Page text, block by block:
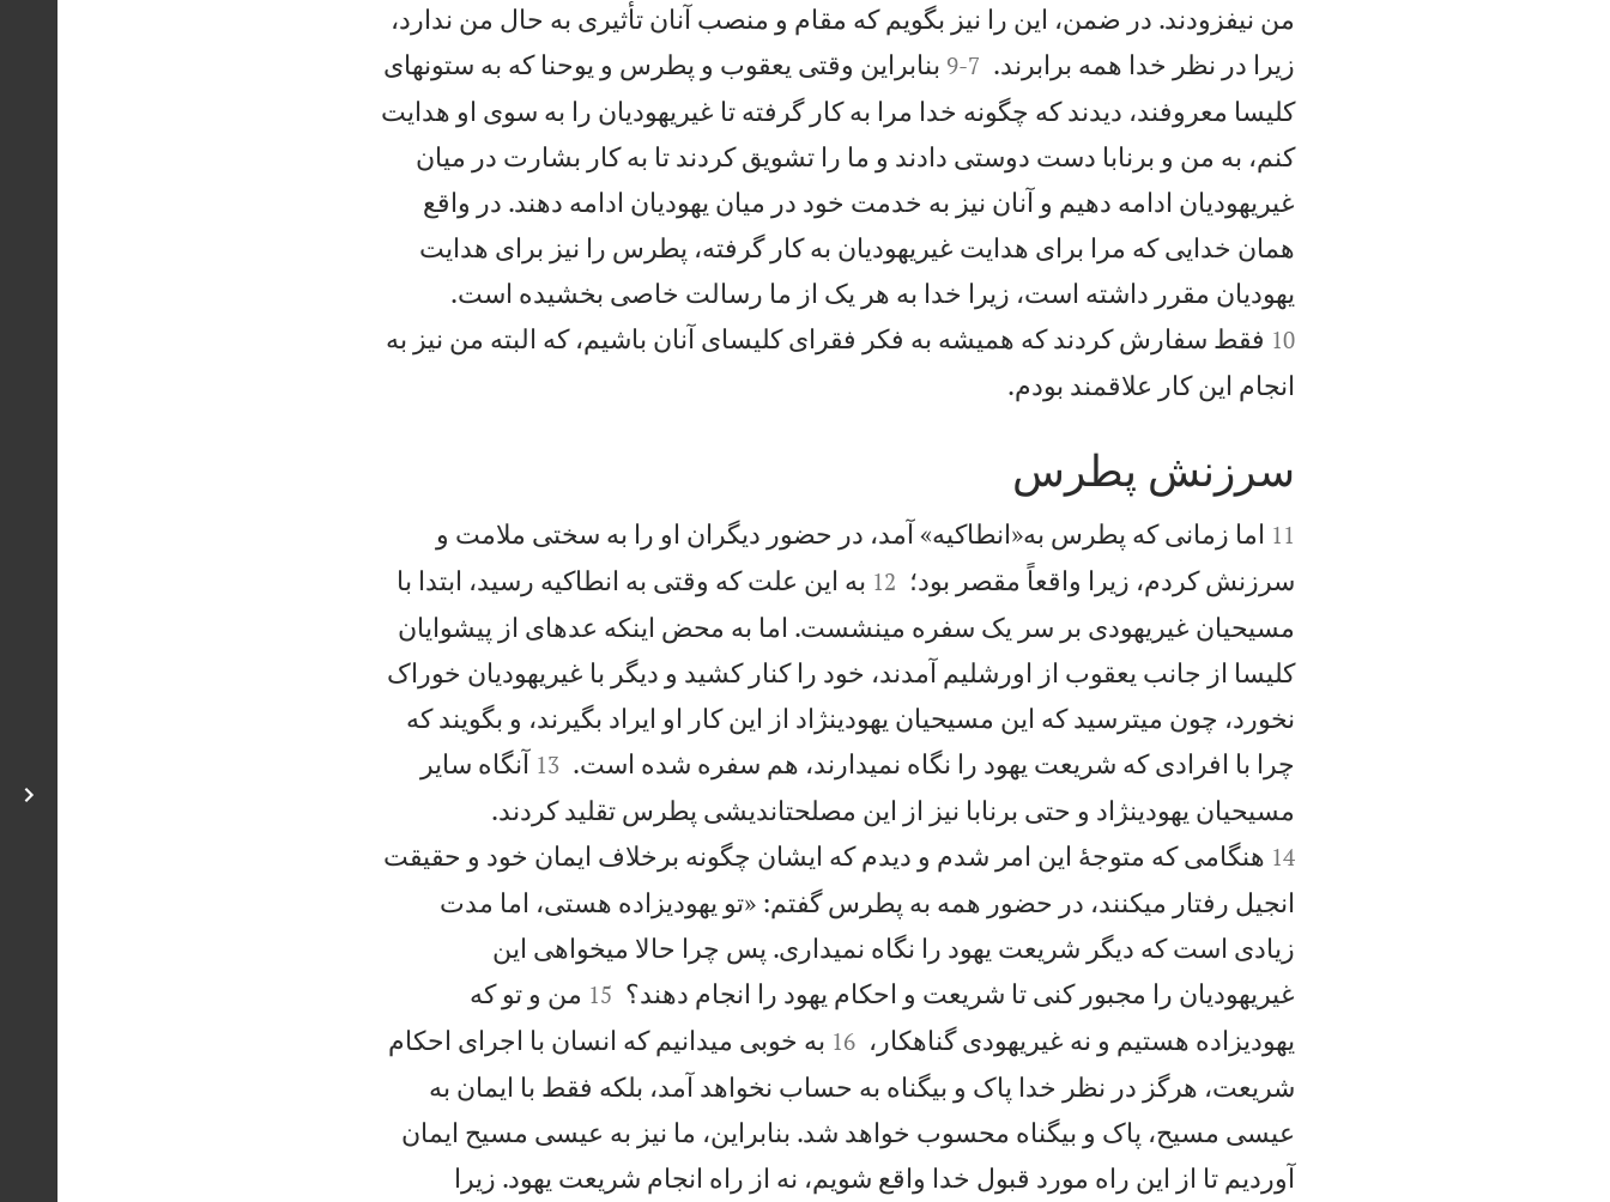
من نيفزودند. در ضمن، اين را نيز بگويم كه مقام و منصب آنان تأثيری به حال من ندارد،
زيرا در نظر خدا همه برابرند.

7
-
9 بنابراين وقتی يعقوب و پطرس و يوحنا كه به ستونهای
كليسا معروفند، ديدند كه چگونه خدا مرا به کار گرفته تا غيريهوديان را به سوی او هدايت
كنم، به من و برنابا دست دوستی دادند و ما را تشويق كردند تا به كار بشارت در ميان
غيريهوديان ادامه دهيم و آنان نيز به خدمت خود در ميان يهوديان ادامه دهند. در واقع
همان خدايی كه مرا برای هدايت غيريهوديان به کار گرفته، پطرس را نيز برای هدايت
يهوديان مقرر داشته است، زيرا خدا به هر يک از ما رسالت خاصی بخشيده است.
10 فقط سفارش كردند كه هميشه به فكر فقرای كليسای آنان باشيم، كه البته من نيز به
انجام اين كار علاقمند بودم.

سرزنش پطرس

11 اما زمانی كه پطرس به«انطاكيه» آمد، در حضور ديگران او را به سختی ملامت و
سرزنش كردم، زيرا واقعاً مقصر بود؛ 

12 به اين علت كه وقتی به انطاكيه رسيد، ابتدا با
مسيحيان غيريهودی بر سر يک سفره مینشست. اما به محض اينكه عدهای از پيشوايان
كليسا از جانب يعقوب از اورشليم آمدند، خود را كنار كشيد و ديگر با غيريهوديان خوراک
نخورد، چون میترسيد كه اين مسيحيان يهودینژاد از اين كار او ايراد بگيرند، و بگويند كه
چرا با افرادی كه شريعت يهود را نگاه نمیدارند، هم سفره شده است.

13 آنگاه ساير
مسيحيان يهودینژاد و حتی برنابا نيز از اين مصلحتانديشی پطرس تقليد كردند.
14 هنگامی كه متوجهٔ اين امر شدم و ديدم كه ايشان چگونه برخلاف ايمان خود و حقيقت
انجيل رفتار میكنند، در حضور همه به پطرس گفتم: «تو يهودیزاده هستی، اما مدت
زيادی است كه ديگر شريعت يهود را نگاه نمیداری. پس چرا حالا میخواهی اين
غيريهوديان را مجبور كنی تا شريعت و احكام يهود را انجام دهند؟

15 من و تو كه
يهودیزاده هستيم و نه غيريهودی گناهكار، 

16 به خوبی میدانيم كه انسان با اجرای احكام
شريعت، هرگز در نظر خدا پاک و بیگناه به حساب نخواهد آمد، بلكه فقط با ايمان به
عيسی مسيح، پاک و بیگناه محسوب خواهد شد. بنابراين، ما نيز به عيسی مسيح ايمان
آورديم تا از اين راه مورد قبول خدا واقع شويم، نه از راه انجام شريعت يهود. زيرا